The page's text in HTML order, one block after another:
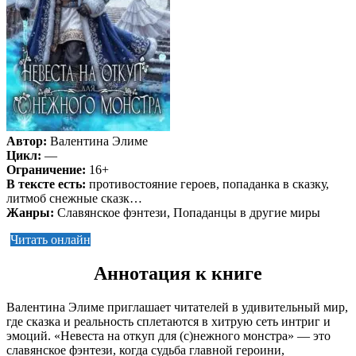
Автор: Валентина Элиме
Цикл: —
Ограничение: 16+
В тексте есть: противостояние героев, попаданка в сказку,
литмоб снежные сказк…
Жанры: Славянское фэнтези, Попаданцы в другие миры
Читать онлайн
Аннотация к книге
Валентина Элиме приглашает читателей в удивительный мир,
где сказка и реальность сплетаются в хитрую сеть интриг и
эмоций. «Невеста на откуп для (с)нежного монстра» — это
славянское фэнтези, когда судьба главной героини,